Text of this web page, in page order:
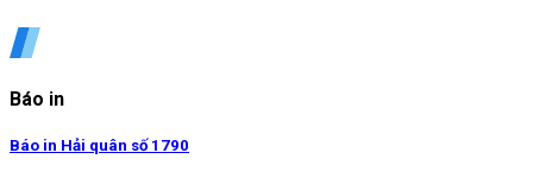
Báo in
Báo in Hải quân số 1790